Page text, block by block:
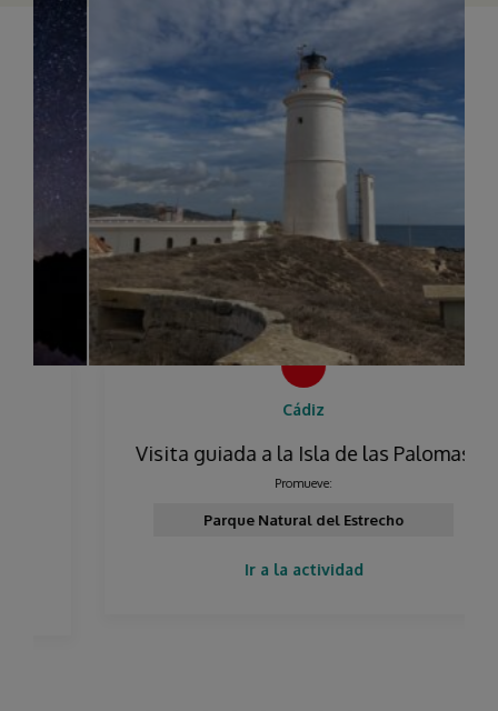
Visita guiada a la Isla de las Palomas
Promueve:
Parque Natural del Estrecho
Ir a la actividad